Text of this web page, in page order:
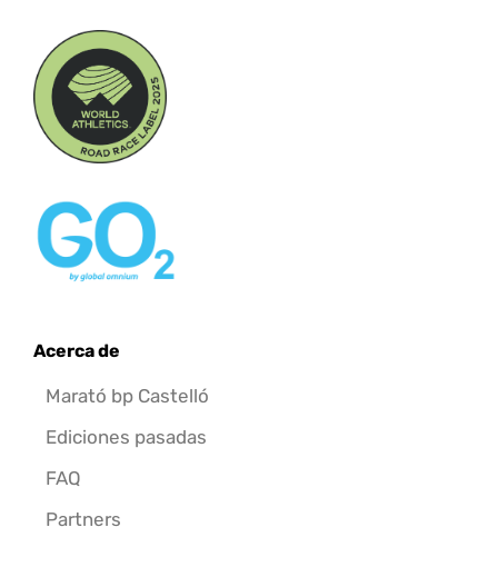
Acerca de
Marató bp Castelló
Ediciones pasadas
FAQ
Partners